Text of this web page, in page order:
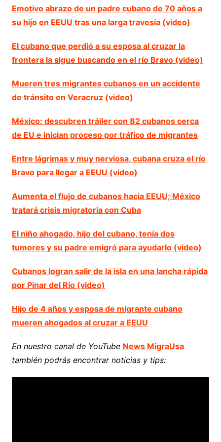
Emotivo abrazo de un padre cubano de 70 años a
su hijo en EEUU tras una larga travesía (video)
El cubano que perdió a su esposa al cruzar la
frontera la sigue buscando en el río Bravo (video)
Mueren tres migrantes cubanos en un accidente
de tránsito en Veracruz (video)
México: descubren tráiler con 82 cubanos cerca
de EU e inician proceso por tráfico de migrantes
Entre lágrimas y muy nerviosa, cubana cruza el río
Bravo para llegar a EEUU (video)
Aumenta el flujo de cubanos hacia EEUU; México
tratará crisis migratoria con Cuba
El niño ahogado, hijo del cubano, tenía dos
tumores y su padre emigró para ayudarlo (video)
Cubanos logran salir de la isla en una lancha rápida
por Pinar del Río (video)
Hijo de 4 años y esposa de migrante cubano
mueren ahogados al cruzar a EEUU
En nuestro canal de YouTube News MigraUsa
también podrás encontrar noticias y tips: